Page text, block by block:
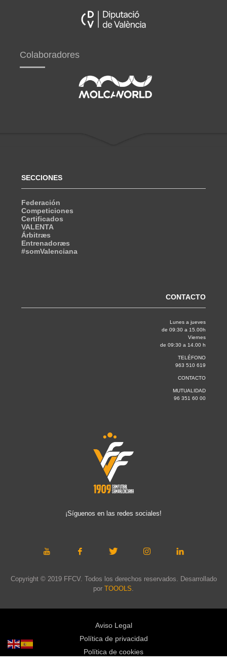
Colaboradores
SECCIONES
Federación
Competiciones
Certificados
VALENTA
Árbitræs
Entrenadoræs
#somValenciana
CONTACTO
Lunes a jueves
de 09:30 a 15.00h
Viernes
de 09:30 a 14.00 h
TELÉFONO
963 510 619
CONTACTO
MUTUALIDAD
96 351 60 00
¡Síguenos en las redes sociales!
Copyright © 2019 FFCV. Todos los derechos reservados. Desarrollado
por TOOOLS.
Aviso Legal
Política de privacidad
Política de cookies